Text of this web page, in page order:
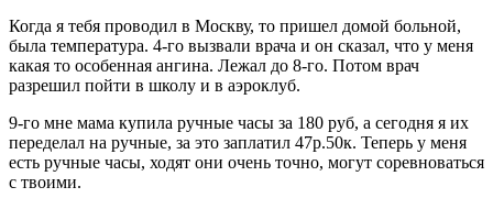
Когда я тебя проводил в Москву, то пришел домой больной,
была температура. 4-го вызвали врача и он сказал, что у меня
какая то особенная ангина. Лежал до 8-го. Потом врач
разрешил пойти в школу и в аэроклуб.
9-го мне мама купила ручные часы за 180 руб, а сегодня я их
переделал на ручные, за это заплатил 47р.50к. Теперь у меня
есть ручные часы, ходят они очень точно, могут соревноваться
с твоими.